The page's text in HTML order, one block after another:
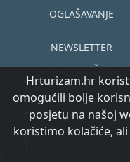
Hrturizam.hr
omogućili bolje
posjetu na našoj
koristimo kolačiće,
OGLAŠAVANJE
NEWSLETTER
UVJETI KORIŠTENJA
© Copyright
2015.-2026.